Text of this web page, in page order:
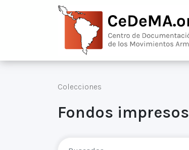
Colecciones
Fondos impresos